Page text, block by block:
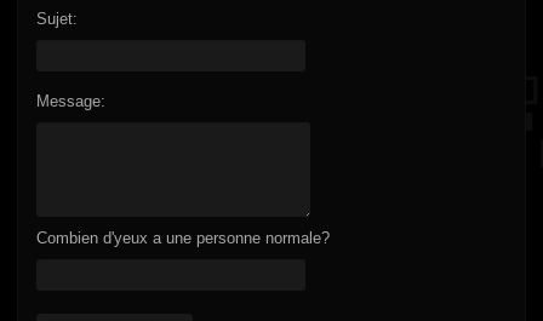
Sujet:
Message:
Combien d'yeux a une personne normale?